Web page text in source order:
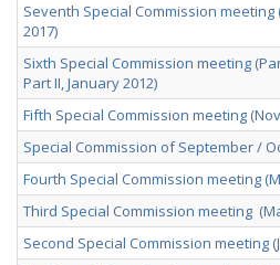
Seventh Special Commission meeting
2017)
Sixth Special Commission meeting
Part II, January 2012)
Fifth Special Commission meeting
Special Commission of September /
Fourth Special Commission meeting
Third Special Commission meeting
Second Special Commission meeting